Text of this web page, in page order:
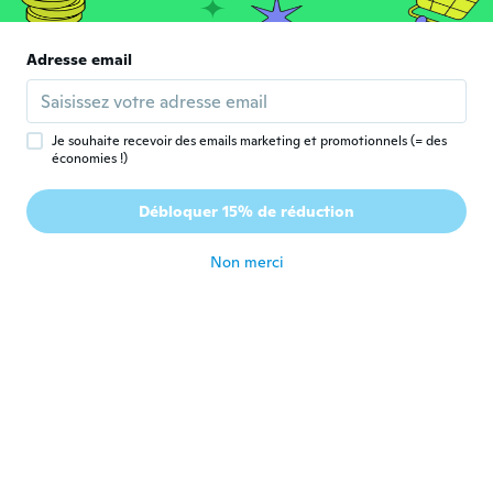
W Wynter
Inscrit depuis 2017 · 13 avis
il y a 6 ans
A Angelina
Inscrit depuis 2017 · 5 avis
Bellissimo vestito
Adresse email
Je souhaite recevoir des emails marketing et promotionnels (= des
économies !)
Débloquer 15% de réduction
Non merci